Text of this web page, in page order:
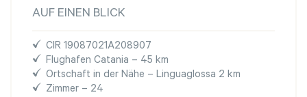
AUF EINEN BLICK
CIR 19087021A208907
Flughafen Catania – 45 km
Ortschaft in der Nähe – Linguaglossa 2 km
Zimmer – 24